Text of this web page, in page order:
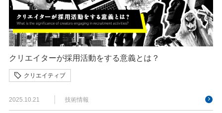
クリエイターが採用活動をする意義とは？
クリエイティブ
2025.10.21 技術情報